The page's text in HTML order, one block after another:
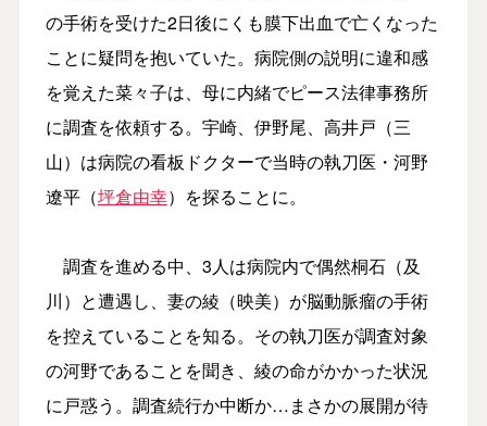
の手術を受けた2日後にくも膜下出血で亡くなった
ことに疑問を抱いていた。病院側の説明に違和感
を覚えた菜々子は、母に内緒でピース法律事務所
に調査を依頼する。宇崎、伊野尾、高井戸（三
山）は病院の看板ドクターで当時の執刀医・河野
遼平（坪倉由幸）を探ることに。
調査を進める中、3人は病院内で偶然桐石（及
川）と遭遇し、妻の綾（映美）が脳動脈瘤の手術
を控えていることを知る。その執刀医が調査対象
の河野であることを聞き、綾の命がかかった状況
に戸惑う。調査続行か中断か…まさかの展開が待